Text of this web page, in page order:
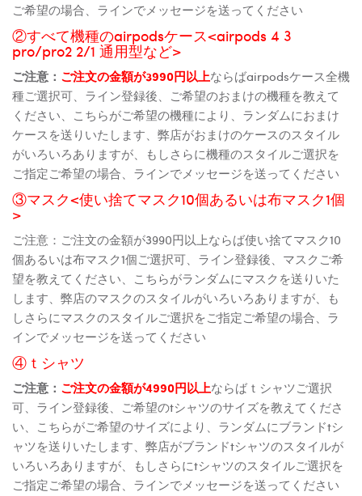
ご希望の場合、ラインでメッセージを送ってください
②すべて機種のairpodsケース<airpods 4 3
pro/pro2 2/1 通用型など>
ご注意： ご注文の金額が3990円以上ならばairpodsケース全機
種ご選択可、ライン登録後、ご希望のおまけの機種を教えて
ください、こちらがご希望の機種により、ランダムにおまけ
ケースを送りいたします、弊店がおまけのケースのスタイル
がいろいろありますが、もしさらに機種のスタイルご選択を
ご指定ご希望の場合、ラインでメッセージを送ってください
③マスク<使い捨てマスク10個あるいは布マスク1個
>
ご注意：ご注文の金額が3990円以上ならば使い捨てマスク10
個あるいは布マスク1個ご選択可、ライン登録後、マスクご希
望を教えてください、こちらがランダムにマスクを送りいた
します、弊店のマスクのスタイルがいろいろありますが、も
しさらにマスクのスタイルご選択をご指定ご希望の場合、ラ
インでメッセージを送ってください
④ｔシャツ
ご注意： ご注文の金額が4990円以上ならばｔシャツご選択
可、ライン登録後、ご希望のtシャツのサイズを教えてくださ
い、こちらがご希望のサイズにより、ランダムにブランドtシ
ャツを送りいたします、弊店がブランドtシャツのスタイルが
いろいろありますが、もしさらにtシャツのスタイルご選択を
ご指定ご希望の場合、ラインでメッセージを送ってください